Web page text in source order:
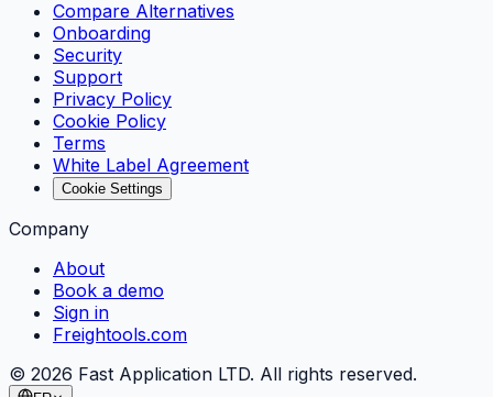
Compare Alternatives
Onboarding
Security
Support
Privacy Policy
Cookie Policy
Terms
White Label Agreement
Cookie Settings
Company
About
Book a demo
Sign in
Freightools.com
© 2026 Fast Application LTD. All rights reserved.